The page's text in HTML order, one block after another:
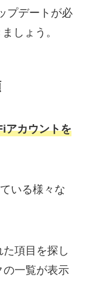
プデートが必
しょう。
アカウントを
いる様々な
項目を探し
の一覧が表示